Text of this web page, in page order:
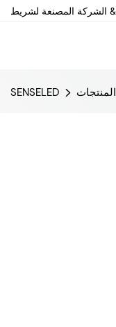
SENSELED المنتجات